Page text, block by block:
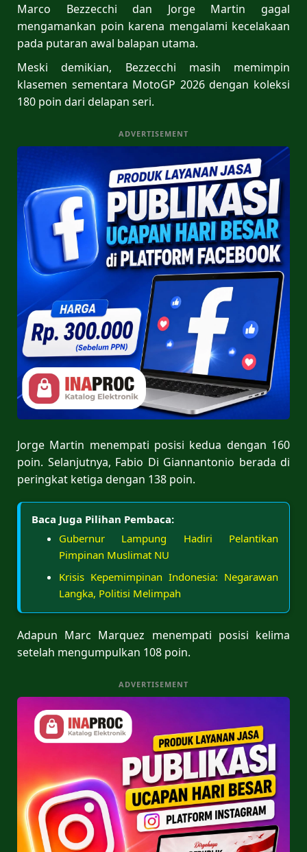
Marco Bezzecchi dan Jorge Martin gagal
mengamankan poin karena mengalami kecelakaan
pada putaran awal balapan utama.
Meski demikian, Bezzecchi masih memimpin
klasemen sementara MotoGP 2026 dengan koleksi
180 poin dari delapan seri.
ADVERTISEMENT
Jorge Martin menempati posisi kedua dengan 160
poin. Selanjutnya, Fabio Di Giannantonio berada di
peringkat ketiga dengan 138 poin.
Baca Juga Pilihan Pembaca:
Gubernur Lampung Hadiri Pelantikan
Pimpinan Muslimat NU
Krisis Kepemimpinan Indonesia: Negarawan
Langka, Politisi Melimpah
Adapun Marc Marquez menempati posisi kelima
setelah mengumpulkan 108 poin.
ADVERTISEMENT